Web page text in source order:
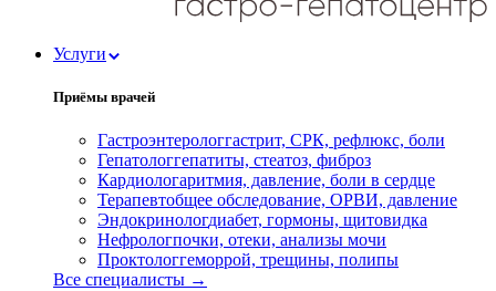
Услуги
Приёмы врачей
Гастроэнтерологгастрит, СРК, рефлюкс, боли
Гепатологгепатиты, стеатоз, фиброз
Кардиологаритмия, давление, боли в сердце
Терапевтобщее обследование, ОРВИ, давление
Эндокринологдиабет, гормоны, щитовидка
Нефрологпочки, отеки, анализы мочи
Проктологгеморрой, трещины, полипы
Все специалисты →